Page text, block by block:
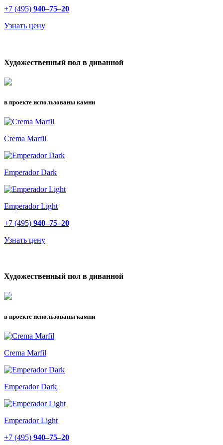
+7 (495) 940–75–20
Узнать цену
Художественный пол в диванной
в проекте использованы камни
Crema Marfil
Emperador Dark
Emperador Light
+7 (495) 940–75–20
Узнать цену
Художественный пол в диванной
в проекте использованы камни
Crema Marfil
Emperador Dark
Emperador Light
+7 (495) 940–75–20